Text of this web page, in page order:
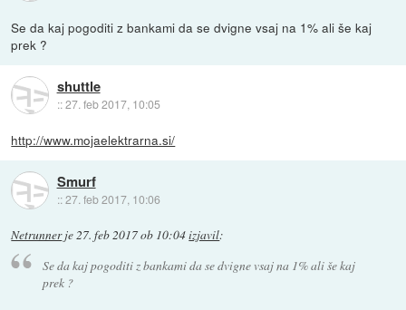
Se da kaj pogoditi z bankami da se dvigne vsaj na 1% ali še kaj
prek ?
shuttle
::27. feb 2017, 10:05
http://www.mojaelektrarna.si/
Smurf
::27. feb 2017, 10:06
Netrunnerje27. feb 2017 ob 10:04izjavil:
Se da kaj pogoditi z bankami da se dvigne vsaj na 1% ali še kaj
prek ?